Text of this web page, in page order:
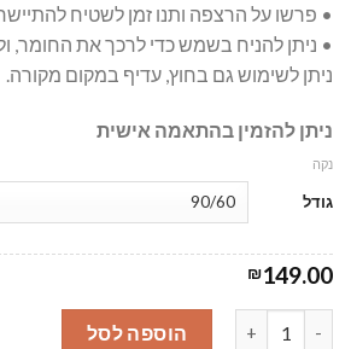
• פרשו על הרצפה ותנו זמן לשטיח
• ניתן להניח בשמש כדי לרכך את החומר,
ניתן לשימוש גם בחוץ, עדיף במקום מקורה.
ניתן להזמין בהתאמה אישית
גודל
נקה
₪149.00
כמות של סופי ירוק - שטיח רצפה פיויסי - #321
הוספה לסל